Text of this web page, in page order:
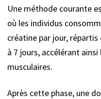
Une méthode courante
où les individus
créatine par jour,
à 7 jours, accélérant
musculaires.
Après cette phase, une